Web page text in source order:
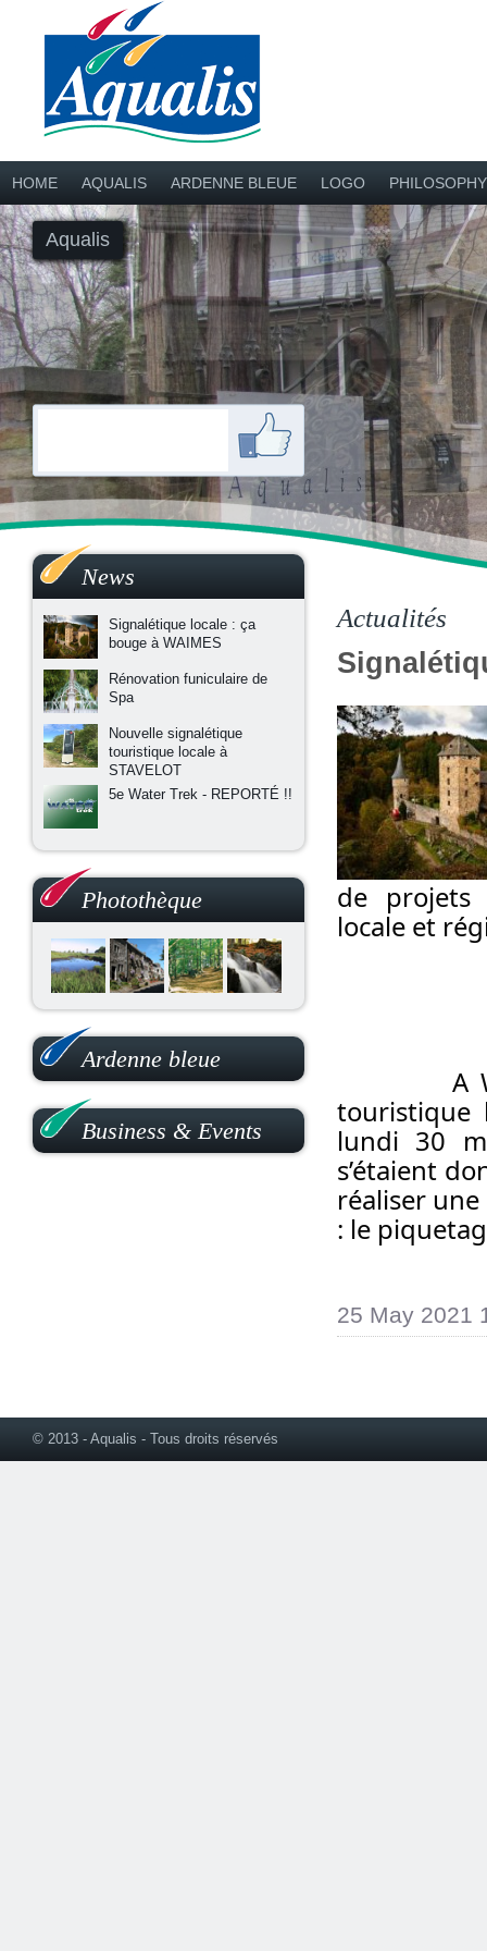
HOME AQUALIS ARDENNE BLEUE LOGO PHILOSOPHY
Aqualis
Actualités
de projets
locale et
touristique
lundi 30
s’étaient
réaliser
: le
25 May 2021
News
Signalétique locale : ça
bouge à WAIMES
Rénovation funiculaire de
Spa
Nouvelle signalétique
touristique locale à
STAVELOT
5e Water Trek - REPORTÉ !!
Photothèque
Ardenne bleue
Business & Events
© 2013 - Aqualis - Tous droits réservés